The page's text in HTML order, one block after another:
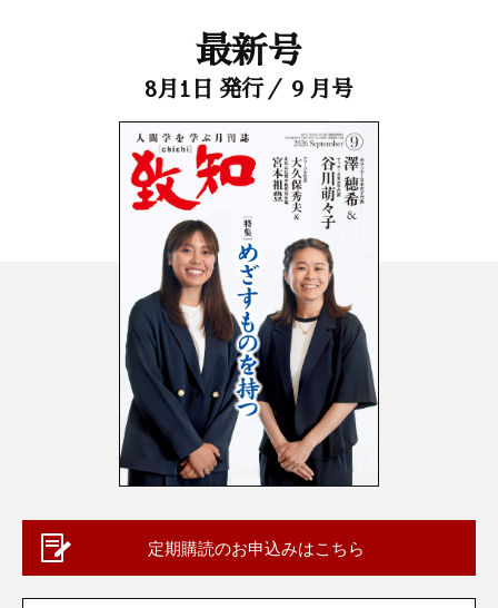
最新号
8月1日 発行／ 9 月号
定期購読のお申込みはこちら